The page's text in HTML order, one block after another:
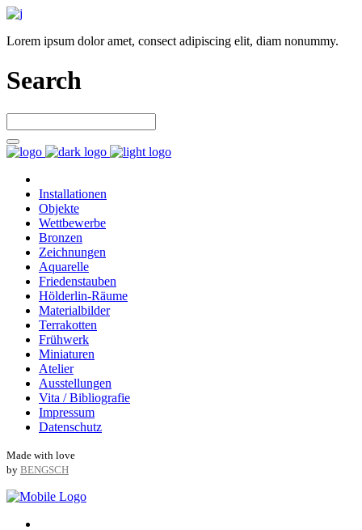
Lorem ipsum dolor amet, consect adipiscing elit, diam nonummy.
Search
Installationen
Objekte
Wettbewerbe
Bronzen
Zeichnungen
Aquarelle
Friedenstauben
Hölderlin-Räume
Materialbilder
Terrakotten
Frühwerk
Miniaturen
Atelier
Ausstellungen
Vita / Bibliografie
Impressum
Datenschutz
Made with love
by BENGSCH